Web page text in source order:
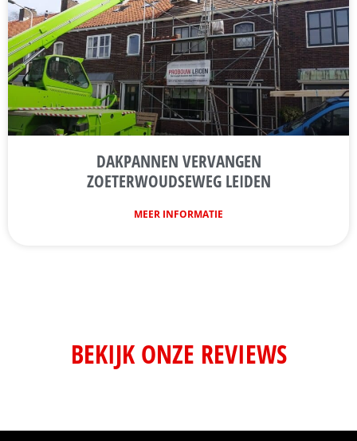
DAKPANNEN VERVANGEN
ZOETERWOUDSEWEG LEIDEN
MEER INFORMATIE
BEKIJK ONZE REVIEWS